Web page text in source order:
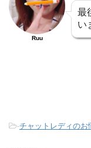
Ruu
最
い
-チャットレディのお